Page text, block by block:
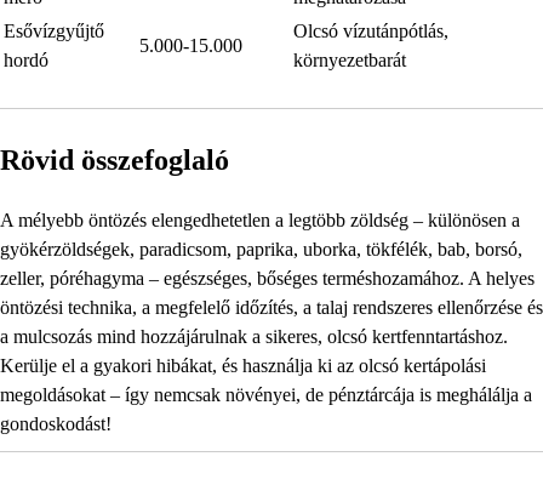
Esővízgyűjtő
hordó
5.000-15.000
Olcsó vízutánpótlás,
környezetbarát
Rövid összefoglaló
A mélyebb öntözés elengedhetetlen a legtöbb zöldség – különösen a
gyökérzöldségek, paradicsom, paprika, uborka, tökfélék, bab, borsó,
zeller, póréhagyma – egészséges, bőséges terméshozamához. A helyes
öntözési technika, a megfelelő időzítés, a talaj rendszeres ellenőrzése és
a mulcsozás mind hozzájárulnak a sikeres, olcsó kertfenntartáshoz.
Kerülje el a gyakori hibákat, és használja ki az olcsó kertápolási
megoldásokat – így nemcsak növényei, de pénztárcája is meghálálja a
gondoskodást!